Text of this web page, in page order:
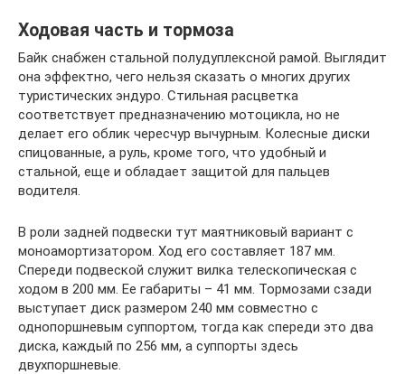
Ходовая часть и тормоза
Байк снабжен стальной полудуплексной рамой. Выглядит
она эффектно, чего нельзя сказать о многих других
туристических эндуро. Стильная расцветка
соответствует предназначению мотоцикла, но не
делает его облик чересчур вычурным. Колесные диски
спицованные, а руль, кроме того, что удобный и
стальной, еще и обладает защитой для пальцев
водителя.
В роли задней подвески тут маятниковый вариант с
моноамортизатором. Ход его составляет 187 мм.
Спереди подвеской служит вилка телескопическая с
ходом в 200 мм. Ее габариты – 41 мм. Тормозами сзади
выступает диск размером 240 мм совместно с
однопоршневым суппортом, тогда как спереди это два
диска, каждый по 256 мм, а суппорты здесь
двухпоршневые.